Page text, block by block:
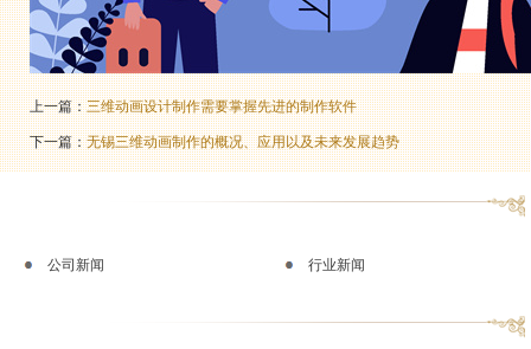
上一篇：三维动画设计制作需要掌握先进的制作软件
下一篇：无锡三维动画制作的概况、应用以及未来发展趋势
公司新闻 行业新闻